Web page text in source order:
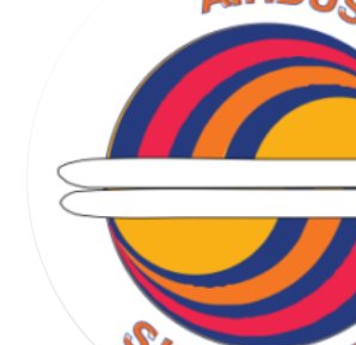
RUNNING SOCIETY